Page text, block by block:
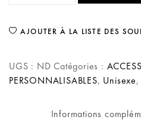
AJOUTER À LA LISTE DES
UGS : ND Catégories :
PERSONNALISABLES, Unisexe,
Informations